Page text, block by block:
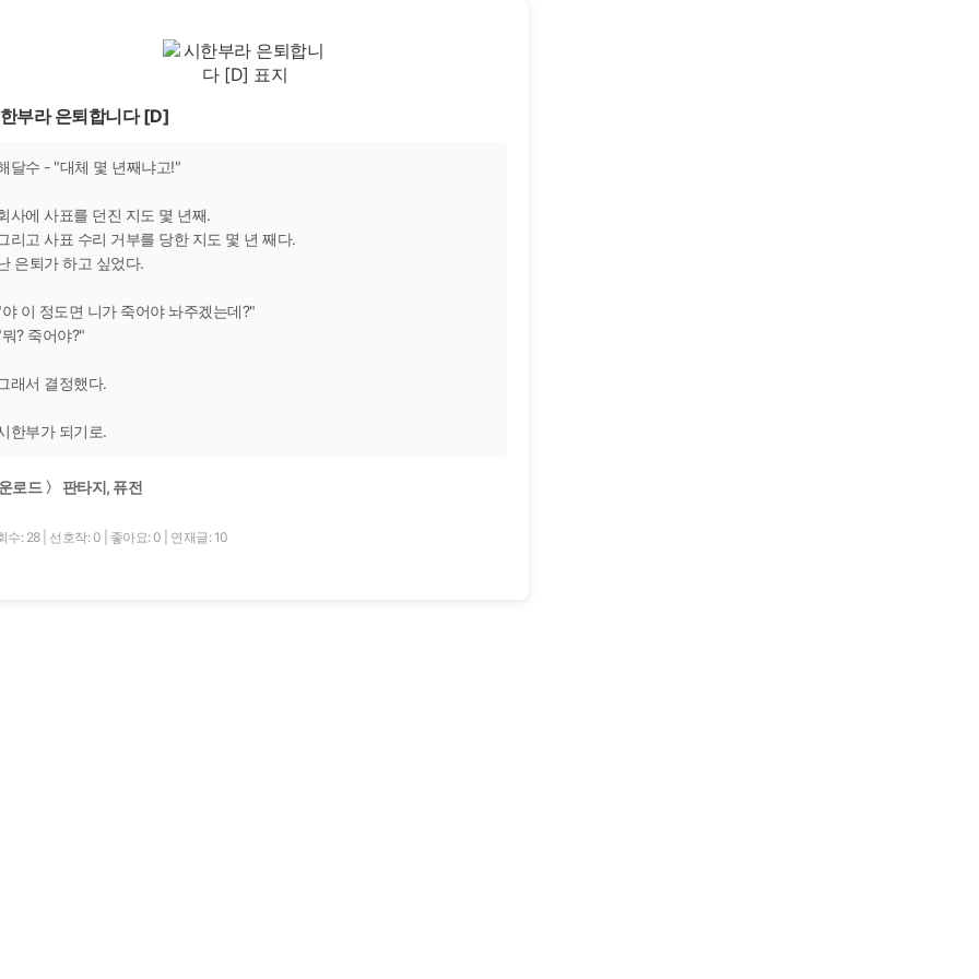
부라 은퇴합니다 [D]
달수 - "대체 몇 년째냐고!"
사에 사표를 던진 지도 몇 년째.
리고 사표 수리 거부를 당한 지도 몇 년 째다.
은퇴가 하고 싶었다.
이 정도면 니가 죽어야 놔주겠는데?"
? 죽어야?"
래서 결정했다.
한부가 되기로.
로드 〉 판타지, 퓨전
수: 28 선호작: 0 좋아요: 0 연재글: 10